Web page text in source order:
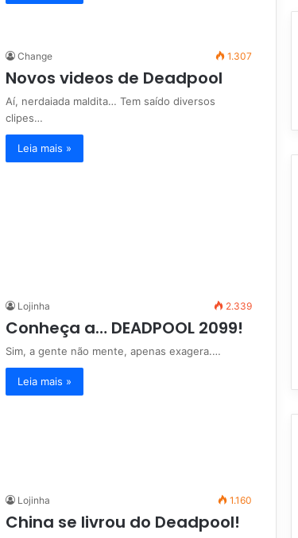
Change 1.307
Novos videos de Deadpool
Aí, nerdaiada maldita… Tem saído diversos
clipes…
Leia mais »
Lojinha 2.339
Conheça a… DEADPOOL 2099!
Sim, a gente não mente, apenas exagera.…
Leia mais »
Lojinha 1.160
China se livrou do Deadpool!